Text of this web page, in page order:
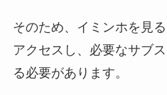
そのため、イミンホを見
アクセスし、必要なサブ
る必要があります。